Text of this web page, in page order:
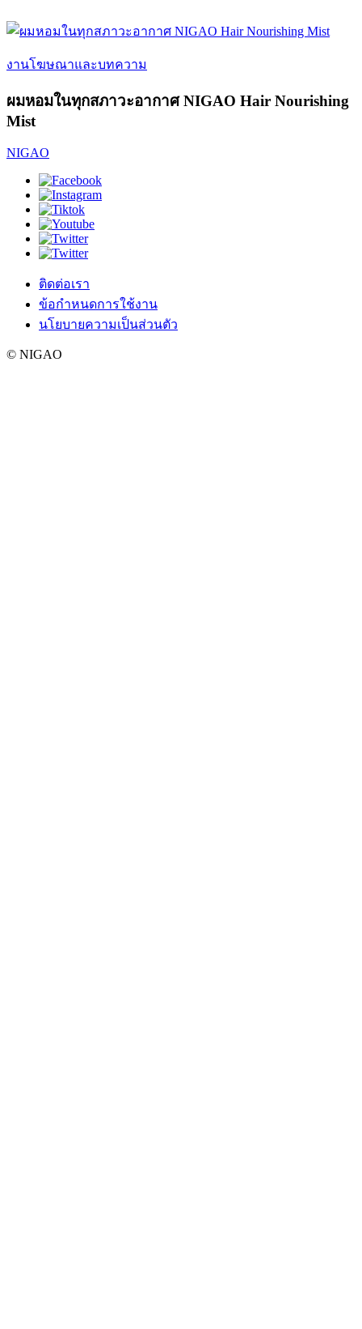
งานโฆษณาและบทความ
ผมหอมในทุกสภาวะอากาศ NIGAO Hair Nourishing
Mist
NIGAO
ติดต่อเรา
ข้อกำหนดการใช้งาน
นโยบายความเป็นส่วนตัว
© NIGAO